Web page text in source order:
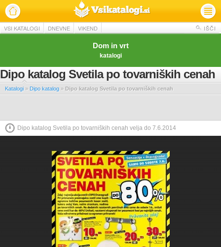
VSI KATALOGI DNEVNE VIKEND IŠČI
Dom in vrt
katalogi
Dipo katalog Svetila po tovarniških cenah
Katalogi » Dipo katalog » Dipo katalog Svetila po tovarniških cenah
Dipo katalog Svetila po tovarniških cenah velja do 7.6.2014